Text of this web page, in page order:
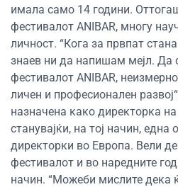
имала само 14 години.
фестивалот ANIBAR, многу
личност. “Кога за првпат
знаев ни да напишам мејл. Да
фестивалот ANIBAR,
личен и професионален
назначена како директорка
станувајќи, на тој начин, една
директорки во Европа. Вели
фестивалот и во наредните
начин. “Можеби мислите дека